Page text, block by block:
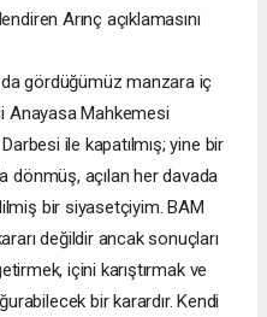
Arınç açıklamasını
da gördüğümüz manzara iç
Anayasa Mahkemesi
ile kapatılmış; yine bir
dönmüş, açılan her davada
bir siyasetçiyim. BAM
değildir ancak sonuçları
içini karıştırmak ve
bir karardır. Kendi